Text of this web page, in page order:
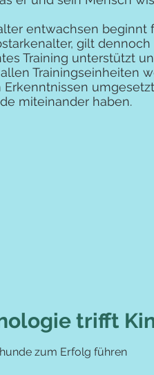
entwachsen beginnt
gilt
Training unterstützt
Trainingseinheiten
miteinander haben.
trifft
zum Erfolg führen